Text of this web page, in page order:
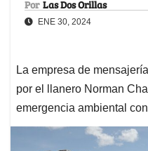
Por Las Dos Orillas
ENE 30, 2024
La empresa de
por el llanero Norman
emergencia ambiental